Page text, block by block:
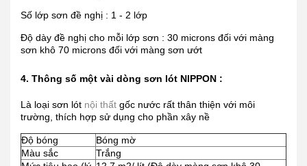
Số lớp sơn đề nghị : 1 - 2 lớp
Độ dày đề nghị cho mỗi lớp sơn : 30 microns đối với màng
sơn khô 70 microns đối với màng sơn ướt
4. Thông số một vài dòng sơn lót NIPPON :
Là loại sơn lót nội thất gốc nước rất thân thiện với môi
trường, thích hợp sử dụng cho phần xây nề
Độ bóng
Bóng mờ
Màu sắc
Trắng